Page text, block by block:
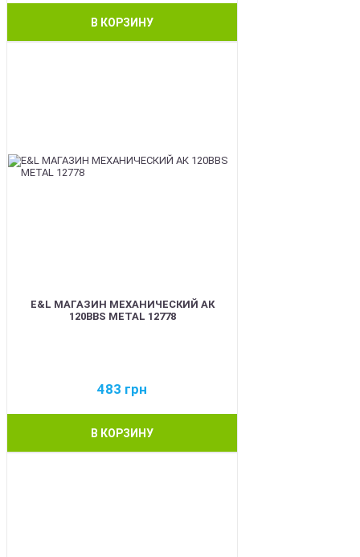
В КОРЗИНУ
E&L МАГАЗИН МЕХАНИЧЕСКИЙ АК
120BBS METAL 12778
483 грн
В КОРЗИНУ